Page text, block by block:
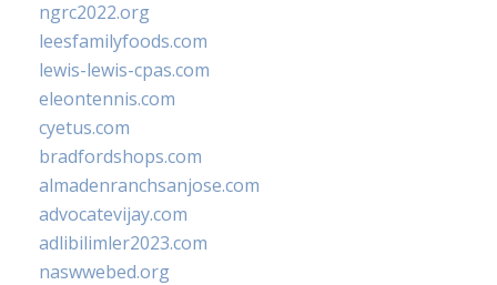
ngrc2022.org
leesfamilyfoods.com
lewis-lewis-cpas.com
eleontennis.com
cyetus.com
bradfordshops.com
almadenranchsanjose.com
advocatevijay.com
adlibilimler2023.com
naswwebed.org